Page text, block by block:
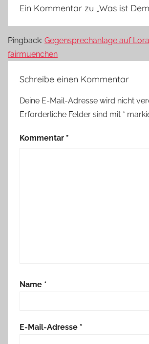
Ein Kommentar zu „Was ist
Pingback: Gegensprechanlage auf
fairmuenchen
Schreibe einen Kommentar
Deine E-Mail-Adresse wird nicht
Erforderliche Felder sind mit *
Kommentar *
Name *
E-Mail-Adresse *